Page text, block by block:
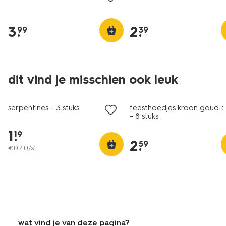
3.
99 2.
39
dit vind je misschien ook leuk
serpentines - 3 stuks
1.
19
€0.40/st.
feesthoedjes kroon goud-
- 8 stuks
2.
59
wat vind je van deze pagina?